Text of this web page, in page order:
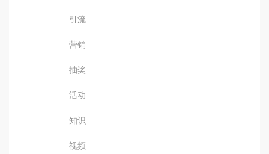
引流
营销
抽奖
活动
知识
视频